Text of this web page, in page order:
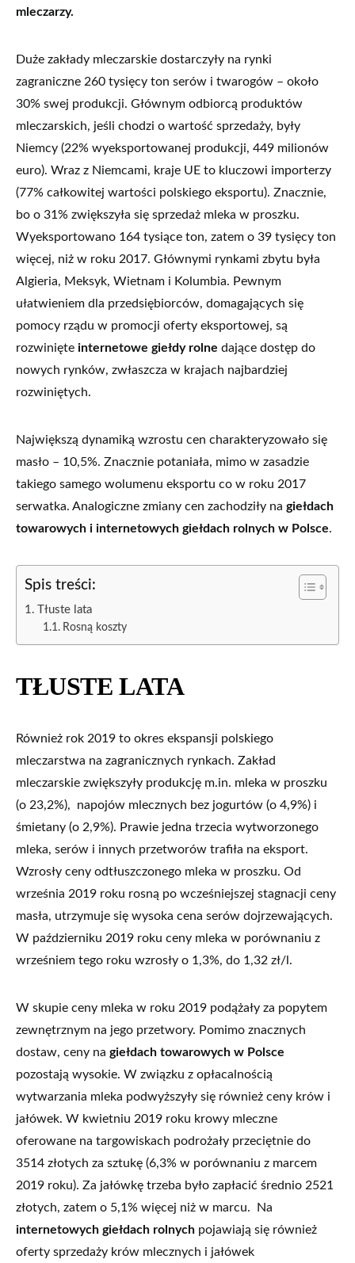
mleczarzy.
Duże zakłady mleczarskie dostarczyły na rynki
zagraniczne 260 tysięcy ton serów i twarogów – około
30% swej produkcji. Głównym odbiorcą produktów
mleczarskich, jeśli chodzi o wartość sprzedaży, były
Niemcy (22% wyeksportowanej produkcji, 449 milionów
euro). Wraz z Niemcami, kraje UE to kluczowi importerzy
(77% całkowitej wartości polskiego eksportu). Znacznie,
bo o 31% zwiększyła się sprzedaż mleka w proszku.
Wyeksportowano 164 tysiące ton, zatem o 39 tysięcy ton
więcej, niż w roku 2017. Głównymi rynkami zbytu była
Algieria, Meksyk, Wietnam i Kolumbia. Pewnym
ułatwieniem dla przedsiębiorców, domagających się
pomocy rządu w promocji oferty eksportowej, są
rozwinięte internetowe giełdy rolne dające dostęp do
nowych rynków, zwłaszcza w krajach najbardziej
rozwiniętych.
Największą dynamiką wzrostu cen charakteryzowało się
masło – 10,5%. Znacznie potaniała, mimo w zasadzie
takiego samego wolumenu eksportu co w roku 2017
serwatka. Analogiczne zmiany cen zachodziły na giełdach
towarowych i internetowych giełdach rolnych w Polsce.
Spis treści:
Tłuste lata
Rosną koszty
TŁUSTE LATA
Również rok 2019 to okres ekspansji polskiego
mleczarstwa na zagranicznych rynkach. Zakład
mleczarskie zwiększyły produkcję m.in. mleka w proszku
(o 23,2%), napojów mlecznych bez jogurtów (o 4,9%) i
śmietany (o 2,9%). Prawie jedna trzecia wytworzonego
mleka, serów i innych przetworów trafiła na eksport.
Wzrosły ceny odtłuszczonego mleka w proszku. Od
września 2019 roku rosną po wcześniejszej stagnacji ceny
masła, utrzymuje się wysoka cena serów dojrzewających.
W październiku 2019 roku ceny mleka w porównaniu z
wrześniem tego roku wzrosły o 1,3%, do 1,32 zł/l.
W skupie ceny mleka w roku 2019 podążały za popytem
zewnętrznym na jego przetwory. Pomimo znacznych
dostaw, ceny na giełdach towarowych w Polsce
pozostają wysokie. W związku z opłacalnością
wytwarzania mleka podwyższyły się również ceny krów i
jałówek. W kwietniu 2019 roku krowy mleczne
oferowane na targowiskach podrożały przeciętnie do
3514 złotych za sztukę (6,3% w porównaniu z marcem
2019 roku). Za jałówkę trzeba było zapłacić średnio 2521
złotych, zatem o 5,1% więcej niż w marcu. Na
internetowych giełdach rolnych pojawiają się również
oferty sprzedaży krów mlecznych i jałówek